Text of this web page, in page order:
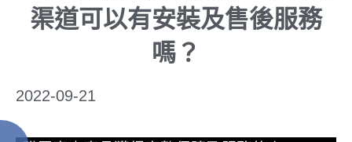
渠道可以有安裝及售後服務
嗎？
2022-09-21